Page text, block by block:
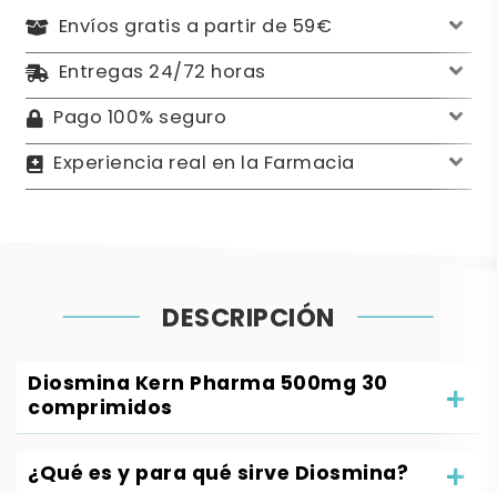
Envíos gratis a partir de 59€
Entregas 24/72 horas
Pago 100% seguro
Experiencia real en la Farmacia
DESCRIPCIÓN
Diosmina Kern Pharma 500mg 30
comprimidos
¿Qué es y para qué sirve Diosmina?